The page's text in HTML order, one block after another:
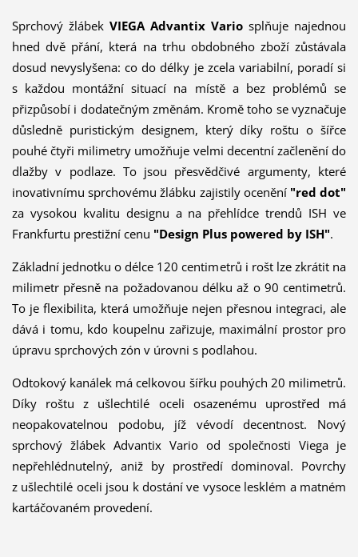
Sprchový žlábek VIEGA Advantix Vario splňuje najednou
hned dvě přání, která na trhu obdobného zboží zůstávala
dosud nevyslyšena: co do délky je zcela variabilní, poradí si
s každou montážní situací na místě a bez problémů se
přizpůsobí i dodatečným změnám. Kromě toho se vyznačuje
důsledně puristickým designem, který díky roštu o šířce
pouhé čtyři milimetry umožňuje velmi decentní začlenění do
dlažby v podlaze. To jsou přesvědčivé argumenty, které
inovativnímu sprchovému žlábku zajistily ocenění "red dot"
za vysokou kvalitu designu a na přehlídce trendů ISH ve
Frankfurtu prestižní cenu "Design Plus powered by ISH".
Základní jednotku o délce 120 centimetrů i rošt lze zkrátit na
milimetr přesně na požadovanou délku až o 90 centimetrů.
To je flexibilita, která umožňuje nejen přesnou integraci, ale
dává i tomu, kdo koupelnu zařizuje, maximální prostor pro
úpravu sprchových zón v úrovni s podlahou.
Odtokový kanálek má celkovou šířku pouhých 20 milimetrů.
Díky roštu z ušlechtilé oceli osazenému uprostřed má
neopakovatelnou podobu, jíž vévodí decentnost. Nový
sprchový žlábek Advantix Vario od společnosti Viega je
nepřehlédnutelný, aniž by prostředí dominoval. Povrchy
z ušlechtilé oceli jsou k dostání ve vysoce lesklém a matném
kartáčovaném provedení.